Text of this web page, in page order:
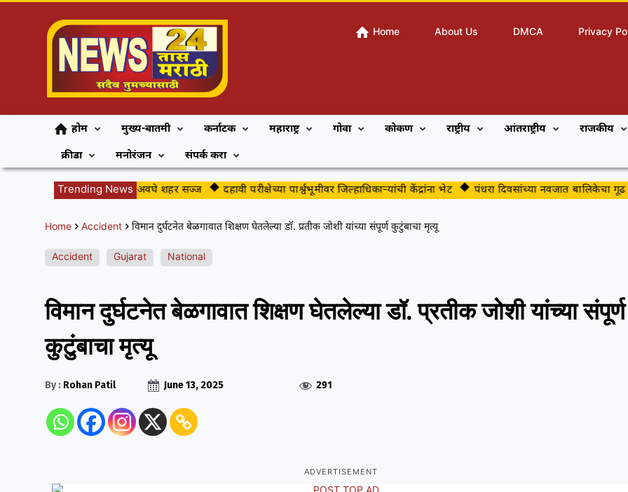
Home About Us DMCA Privacy
होम मुख्य-बातमी कर्नाटक महाराष्ट्र गोवा कोकण राष्ट्रीय आंतराष्ट्रीय
राजकीय
क्रीडा
मनोरंजन संपर्क करा
Trending News
गुढीपाडव्याच्या स्वागतासाठी अवघे शहर सज्ज दहावी परीक्षेच्या पार्श्वभूमीवर जिल्हाधिकाऱ्यांची केंद्रांना भेट पंधरा दिवसांच्या नवजात बालिकेचा गूढ मृत्यू
Home Accident विमान दुर्घटनेत बेळगावात शिक्षण घेतलेल्या डॉ. प्रतीक जोशी यांच्या संपूर्ण कुटुंबाचा मृत्यू
Accident Gujarat National
विमान दुर्घटनेत बेळगावात शिक्षण घेतलेल्या डॉ. प्रतीक जोशी यांच्या संपूर्ण
कुटुंबाचा मृत्यू
By : Rohan Patil June 13, 2025 291
ADVERTISEMENT